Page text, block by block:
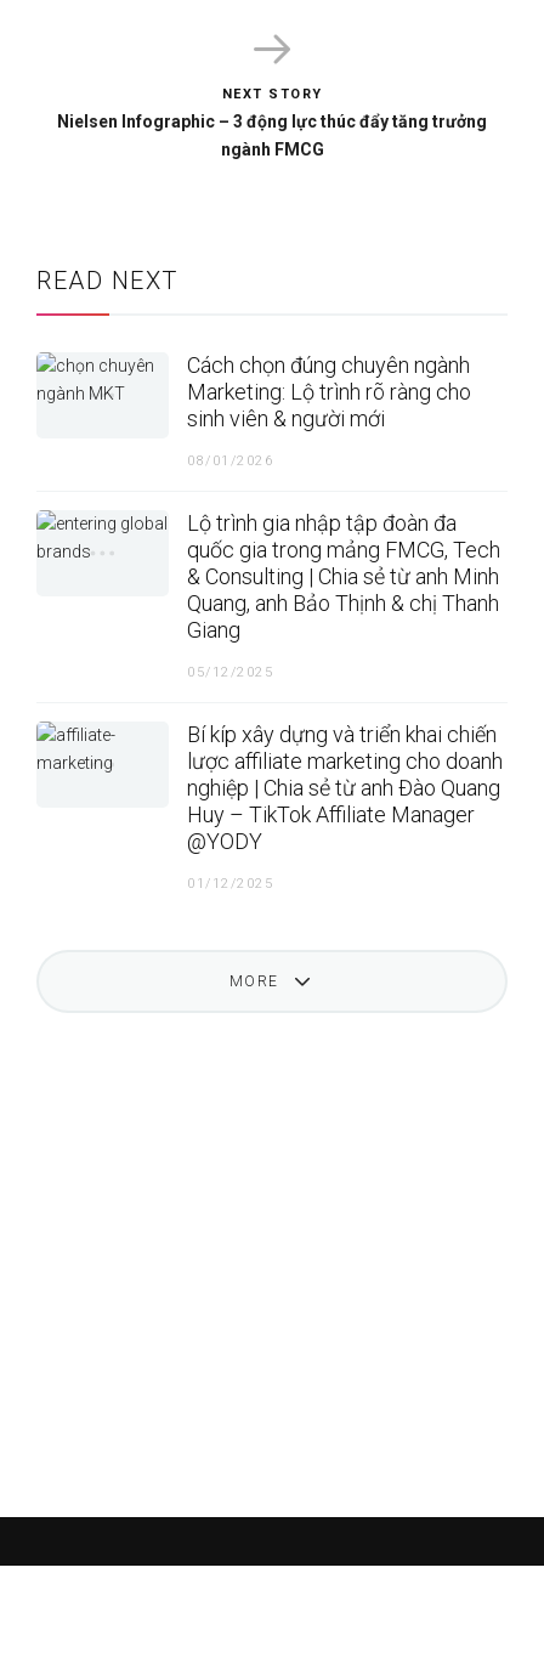
NEXT STORY
Nielsen Infographic – 3 động lực thúc đẩy tăng trưởng
ngành FMCG
READ NEXT
Cách chọn đúng chuyên ngành
Marketing: Lộ trình rõ ràng cho
sinh viên & người mới
08/01/2026
Lộ trình gia nhập tập đoàn đa
quốc gia trong mảng FMCG, Tech
& Consulting | Chia sẻ từ anh Minh
Quang, anh Bảo Thịnh & chị Thanh
Giang
05/12/2025
Bí kíp xây dựng và triển khai chiến
lược affiliate marketing cho doanh
nghiệp | Chia sẻ từ anh Đào Quang
Huy – TikTok Affiliate Manager
@YODY
01/12/2025
MORE